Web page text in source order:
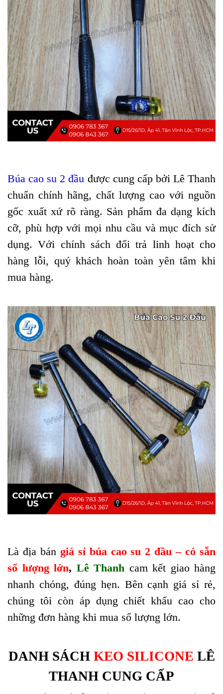
Búa cao su 2 đầu được cung cấp bởi Lê Thanh
chuẩn chính hãng, chất lượng cao với nguồn
gốc xuất xứ rõ ràng. Sản phẩm đa dạng kích
cỡ, phù hợp với mọi nhu cầu và mục đích sử
dụng. Với chính sách đổi trả linh hoạt cho
hàng lỗi, quý khách hoàn toàn yên tâm khi
mua hàng.
Là địa bán giá sỉ búa cao su 2 đầu – có sẵn
số lượng lớn, Lê Thanh cam kết giao hàng
nhanh chóng, đúng hẹn. Bên cạnh giá sỉ rẻ,
chúng tôi còn áp dụng chiết khấu cao cho
những đơn hàng khi mua số lượng lớn.
DANH SÁCH KEO SILICONE LÊ
THANH CUNG CẤP